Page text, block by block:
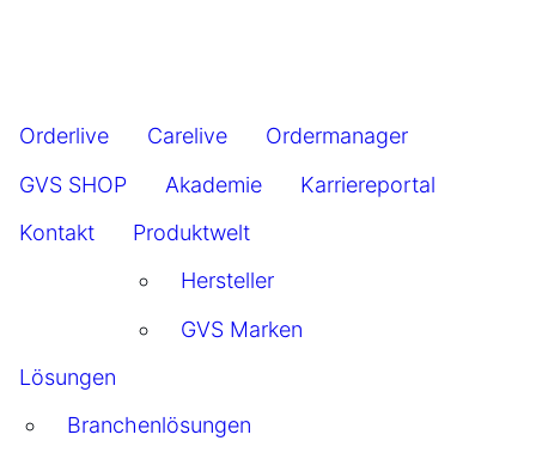
Orderlive Carelive
Ordermanager
GVS SHOP
Akademie
Karriereportal
Kontakt
Produktwelt
Hersteller
GVS Marken
Lösungen
Branchenlösungen